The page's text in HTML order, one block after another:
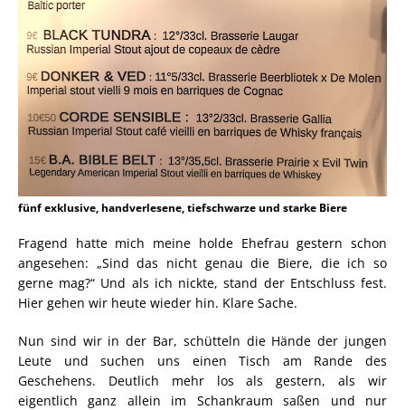
fünf exklusive, handverlesene, tiefschwarze und starke Biere
Fragend hatte mich meine holde Ehefrau gestern schon
angesehen: „Sind das nicht genau die Biere, die ich so
gerne mag?“ Und als ich nickte, stand der Entschluss fest.
Hier gehen wir heute wieder hin. Klare Sache.
Nun sind wir in der Bar, schütteln die Hände der jungen
Leute und suchen uns einen Tisch am Rande des
Geschehens. Deutlich mehr los als gestern, als wir
eigentlich ganz allein im Schankraum saßen und nur